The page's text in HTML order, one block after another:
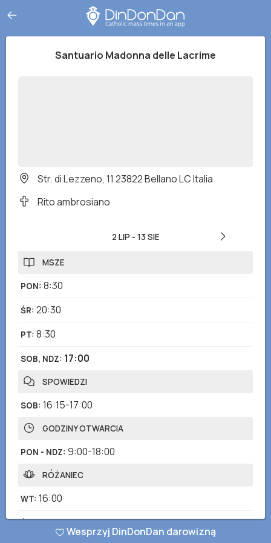
Santuario Madonna delle Lacrime
Str. di Lezzeno, 11 23822 Bellano LC Italia
Rito ambrosiano
2 LIP - 13 SIE
MSZE
PON: 8:30
ŚR: 20:30
PT: 8:30
SOB, NDZ: 17:00
SPOWIEDZI
SOB: 16:15-17:00
GODZINY OTWARCIA
PON - NDZ: 9:00-18:00
RÓŻANIEC
WT: 16:00
ŚR:20:00
Wesprzyj DinDonDan darowizną